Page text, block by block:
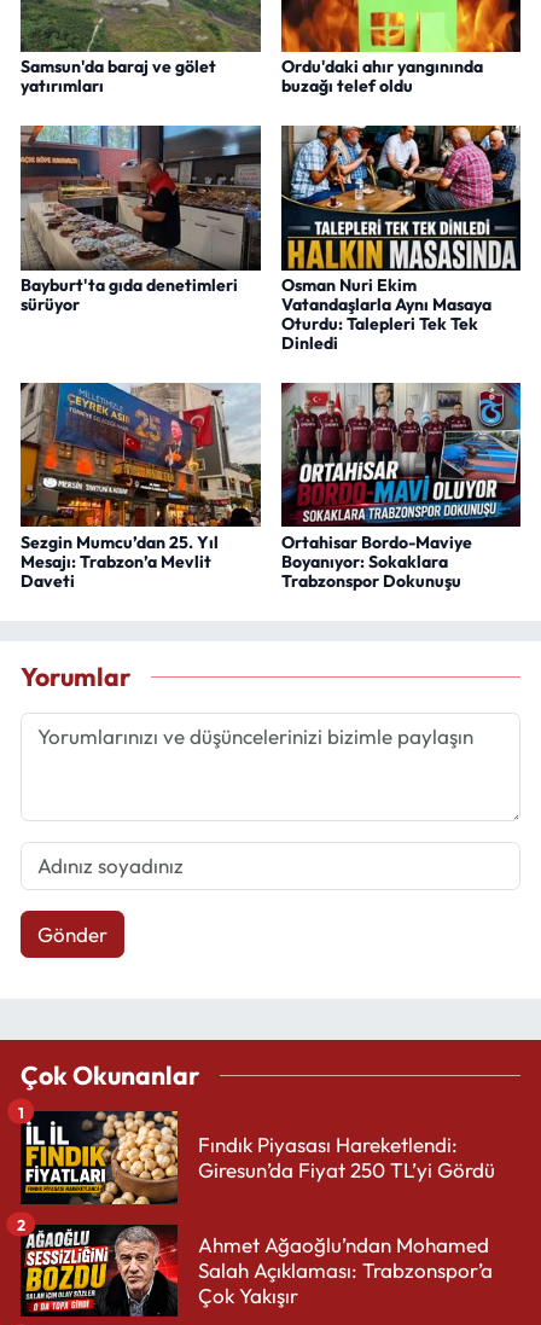
Samsun'da baraj ve gölet
yatırımları
Ordu'daki ahır yangınında
buzağı telef oldu
Bayburt'ta gıda denetimleri
sürüyor
Osman Nuri Ekim
Vatandaşlarla Aynı Masaya
Oturdu: Talepleri Tek Tek
Dinledi
Sezgin Mumcu’dan 25. Yıl
Mesajı: Trabzon’a Mevlit
Daveti
Ortahisar Bordo-Maviye
Boyanıyor: Sokaklara
Trabzonspor Dokunuşu
Yorumlar
Gönder
Çok Okunanlar
Fındık Piyasası Hareketlendi:
Giresun’da Fiyat 250 TL’yi Gördü
1
Ahmet Ağaoğlu’ndan Mohamed
Salah Açıklaması: Trabzonspor’a
Çok Yakışır
2